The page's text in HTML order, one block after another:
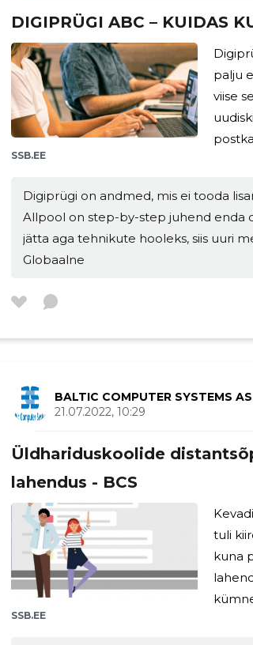
DIGIPRÜGI ABC – KUIDAS
SSB.EE
palju
viise
Digiprügi on andmed, mis ei tooda
Allpool on step-by-step juhend enda
jätta aga tehnikute hooleks, siis uuri
Globaalne
BALTIC COMPUTER SYSTEMS AS
21.07.2022, 10:29
Üldhariduskoolide
lahendus - BCS
SSB.EE
tuli
kuna